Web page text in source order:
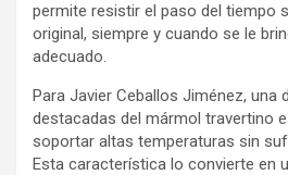
permite resistir el paso del tiempo
original, siempre y cuando se le
adecuado.
Para Javier Ceballos Jiménez, una
destacadas del mármol travertino
soportar altas temperaturas sin
Esta característica lo convierte en